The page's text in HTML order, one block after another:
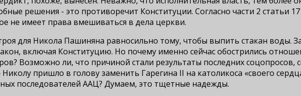
решения - это противоречит Конституции. Согласно части 2 статьи
не имеет права вмешиваться в дела церкви.
для Никола Пашиняна равносильно тому, чтобы выпить стакан воды.
включая Конституцию. Но почему именно сейчас обострились
Возможно ли, что причиной стали результаты последних
пришло в голову заменить Гарегина II на католикоса «своего
последователей ААЦ? Думаем, это тщетные надежды.